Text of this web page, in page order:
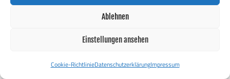
Ablehnen
Einstellungen ansehen
Cookie-RichtlinieDatenschutzerklärungImpressum